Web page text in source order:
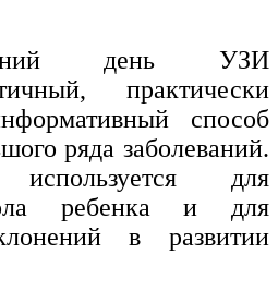
день УЗИ
практически
способ
ряда заболеваний.
для
ребенка и для
в развитии